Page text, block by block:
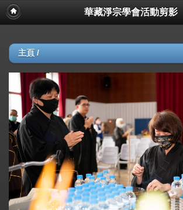
華藏淨宗學會活動剪影
主頁 /